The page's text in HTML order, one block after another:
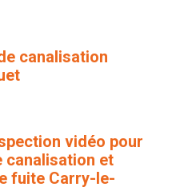
canalisation
vidéo pour
canalisation et
fuite Carry-le-